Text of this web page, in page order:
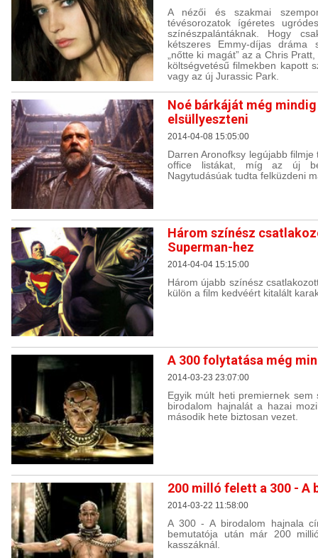
A nézői és szakmai
tévésorozatok ígéretes
színészpalántáknak. Hogy
kétszeres Emmy-díjas dráma
„nőtte ki magát” az a Chris
költségvetésű filmekben kapott
vagy az új Jurassic Park.
Noé bárkáját még
elsüllyeszteni
2014-04-08 15:05:00
Darren Aronofksy legújabb
office listákat, míg az új
Nagytudásúak tudta felküzdeni
Három színész
Superman-hez
2014-04-04 15:15:00
Három újabb színész
külön a film kedvéért kitalált
A 300 folytatása még
2014-03-23 23:07:00
Egyik múlt heti premiernek
birodalom hajnalát a hazai
második hete biztosan vezet.
200 milló felett a 300 - A
2014-03-22 11:58:00
A 300 - A birodalom hajnala
bemutatója után már 200
kasszáknál.